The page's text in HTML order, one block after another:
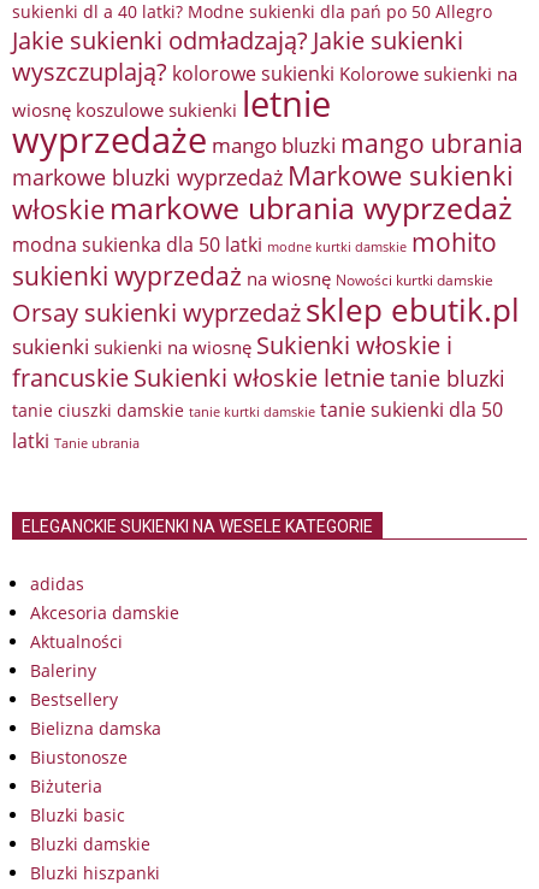
sukienki dl a 40 latki? Modne sukienki dla pań po 50 Allegro
Jakie sukienki odmładzają? Jakie sukienki
wyszczuplają? kolorowe sukienki Kolorowe sukienki na
wiosnę koszulowe sukienki letnie
wyprzedaże mango bluzki mango ubrania
markowe bluzki wyprzedaż Markowe sukienki
włoskie markowe ubrania wyprzedaż
modna sukienka dla 50 latki modne kurtki damskie mohito
sukienki wyprzedaż na wiosnę Nowości kurtki damskie
Orsay sukienki wyprzedażsklep ebutik.pl
sukienki sukienki na wiosnę Sukienki włoskie i
francuskieSukienki włoskie letnietanie bluzki
tanie ciuszki damskie tanie kurtki damskie tanie sukienki dla 50
latki Tanie ubrania
ELEGANCKIE SUKIENKI NA WESELE KATEGORIE
adidas
Akcesoria damskie
Aktualności
Baleriny
Bestsellery
Bielizna damska
Biustonosze
Biżuteria
Bluzki basic
Bluzki damskie
Bluzki hiszpanki